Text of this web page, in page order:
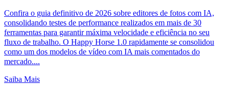
Confira o guia definitivo de 2026 sobre editores de fotos com IA,
consolidando testes de performance realizados em mais de 30
ferramentas para garantir máxima velocidade e eficiência no seu
fluxo de trabalho. O Happy Horse 1.0 rapidamente se consolidou
como um dos modelos de vídeo com IA mais comentados do
mercado....
Saiba Mais